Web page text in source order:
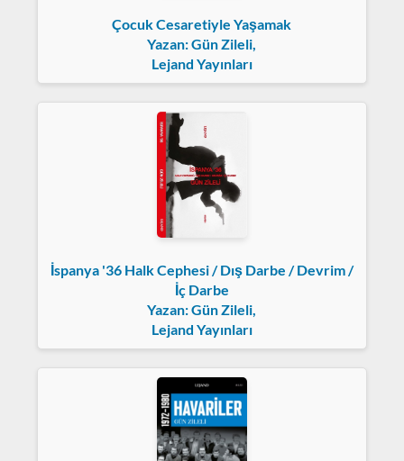
Çocuk Cesaretiyle Yaşamak
Yazan: Gün Zileli,
Lejand Yayınları
İspanya '36 Halk Cephesi / Dış Darbe / Devrim /
İç Darbe
Yazan: Gün Zileli,
Lejand Yayınları